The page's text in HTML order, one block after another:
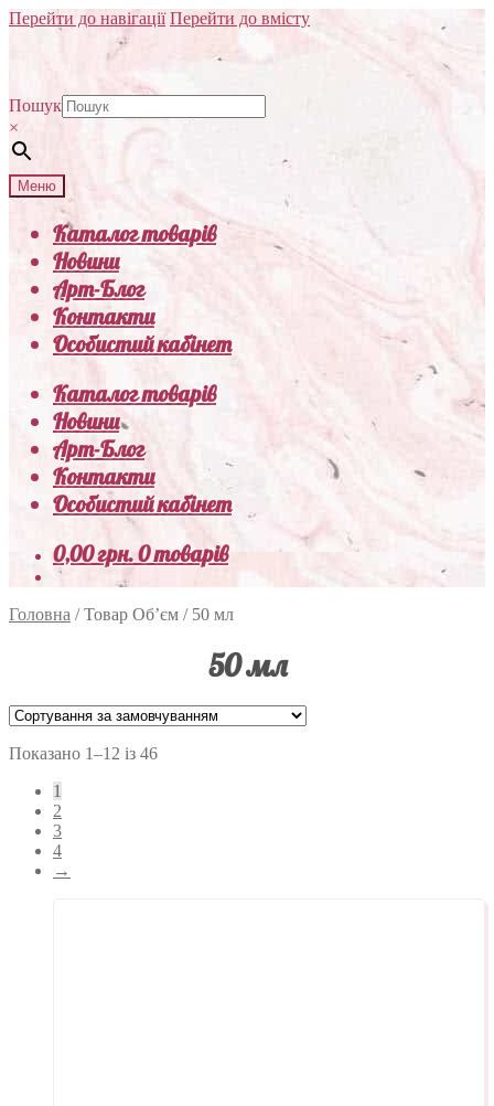
Перейти до навігації Перейти до вмісту
Пошук
×
Меню
Каталог товарів
Новини
Арт-Блог
Контакти
Особистий кабінет
Каталог товарів
Новини
Арт-Блог
Контакти
Особистий кабінет
0,00грн.0 товарів
Головна /Товар Об’єм / 50 мл
50 мл
Показано 1–12 із 46
1
2
3
4
→